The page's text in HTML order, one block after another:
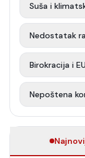
Suša i
Nedostatak
Birokracija i
Nepoštena